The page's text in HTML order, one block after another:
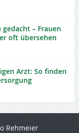
– Frauen
oft übersehen
Arzt: So finden
Rehmeier